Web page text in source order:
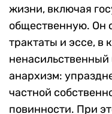
жизни, включая
общественную. Он
трактаты и эссе, в
анархизм:
частной
повинности. При